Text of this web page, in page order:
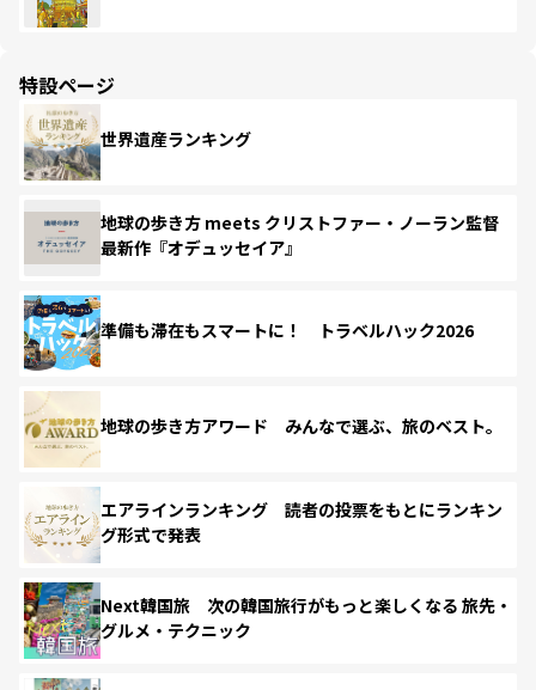
特設ページ
世界遺産ランキング
地球の歩き方 meets クリストファー・ノーラン監督
最新作『オデュッセイア』
準備も滞在もスマートに！ トラベルハック2026
地球の歩き方アワード みんなで選ぶ、旅のベスト。
エアラインランキング 読者の投票をもとにランキン
グ形式で発表
Next韓国旅 次の韓国旅行がもっと楽しくなる 旅先・
グルメ・テクニック